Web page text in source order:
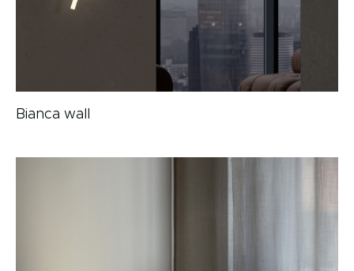
Bianca wall